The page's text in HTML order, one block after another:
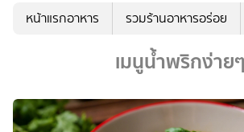
หน้าแรกอาหาร รวมร้านอาหารอร่อย
เมนูน้ำพริกง่ายๆ